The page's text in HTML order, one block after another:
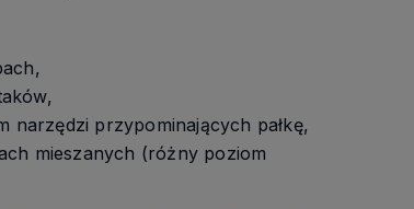
narzędzi przypominających pałkę,
mieszanych (różny poziom